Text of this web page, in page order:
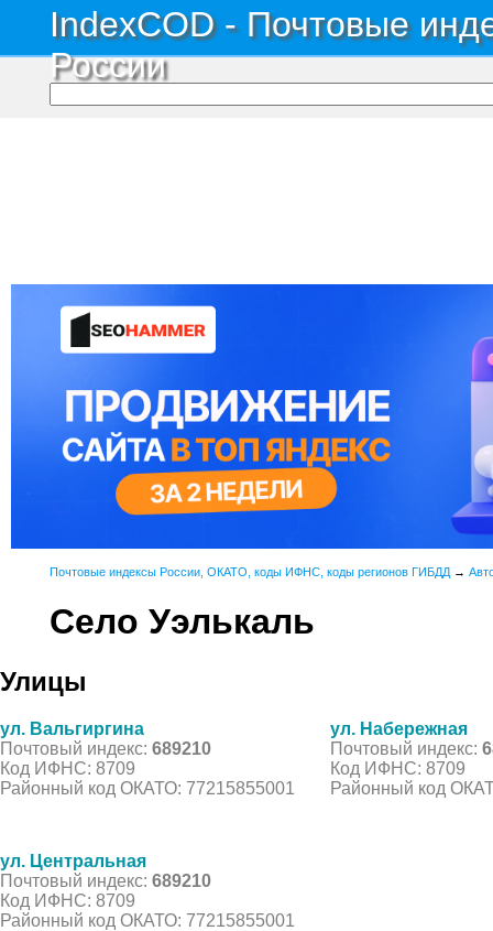
IndexCOD - Почтовые
России
Почтовые индексы России, ОКАТО, коды ИФНС, коды регионов ГИБДД →
Село Уэлькаль
Улицы
ул. Вальгиргина
Почтовый индекс: 689210
Код ИФНС: 8709
Районный код ОКАТО: 77215855001
ул. Набережная
Почтовый индекс:
Код ИФНС: 8709
Районный код
ул. Центральная
Почтовый индекс: 689210
Код ИФНС: 8709
Районный код ОКАТО: 77215855001